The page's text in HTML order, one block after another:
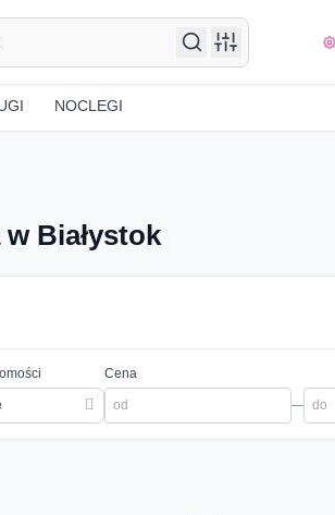
NOCLEGI
Białystok
Cena
—